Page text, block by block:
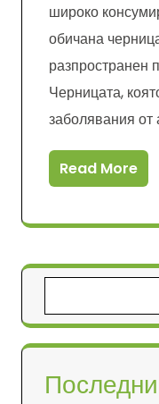
широко
обичана
разпространен
Черницата,
заболявания
Read More
за: